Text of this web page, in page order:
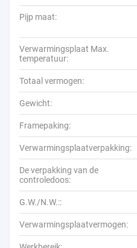
Pijp maat:
Verwarmingsplaat Max.
temperatuur:
Totaal vermogen:
Gewicht:
Framepaking:
Verwarmingsplaatverpakking:
De verpakking van de
controledoos:
G.W./N.W.::
Verwarmingsplaatvermogen: